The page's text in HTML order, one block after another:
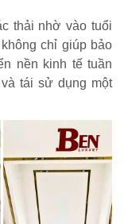
thải nhờ vào tuổi
chỉ giúp bảo
nền kinh tế tuần
tái sử dụng một